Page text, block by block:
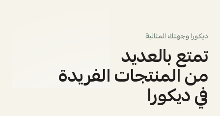
ديكورا وجهتك المثالية
تمتع بالعديد
من المنتجات الفريدة
في ديكورا